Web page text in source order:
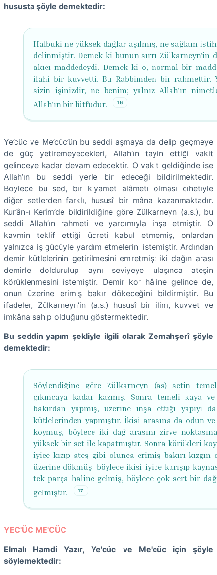
hususta şöyle demektedir:
Halbuki ne yüksek dağlar aşılmış, ne sağlam
delinmiştir. Demek ki bunun sırrı Zülkarneyn'in
akıcı maddedeydi. Demek ki o, normal bir
ilahi bir kuvvetti. Bu Rabbimden bir rahmettir.
sizin işinizdir, ne benim; yalnız Allah'ın
Allah'ın bir lütfudur.
16
Ye’cüc ve Me’cüc’ün bu seddi aşmaya da delip geçmeye
de güç yetiremeyecekleri, Allah’ın tayin ettiği vakit
gelinceye kadar devam edecektir. O vakit geldiğinde ise
Allah’ın bu seddi yerle bir edeceği bildirilmektedir.
Böylece bu sed, bir kıyamet alâmeti olması cihetiyle
diğer setlerden farklı, hususî bir mâna kazanmaktadır.
Kur’ân-ı Kerîm’de bildirildiğine göre Zülkarneyn (a.s.), bu
seddi Allah’ın rahmeti ve yardımıyla inşa etmiştir. O
kavmin teklif ettiği ücreti kabul etmemiş, onlardan
yalnızca iş gücüyle yardım etmelerini istemiştir. Ardından
demir kütlelerinin getirilmesini emretmiş; iki dağın arası
demirle doldurulup aynı seviyeye ulaşınca ateşin
körüklenmesini istemiştir. Demir kor hâline gelince de,
onun üzerine erimiş bakır dökeceğini bildirmiştir. Bu
ifadeler, Zülkarneyn’in (a.s.) hususî bir ilim, kuvvet ve
imkâna sahip olduğunu göstermektedir.
Bu seddin yapım şekliyle ilgili olarak Zemahşerî şöyle
demektedir:
Söylendiğine göre Zülkarneyn (as) setin
çıkıncaya kadar kazmış. Sonra temeli kaya
bakırdan yapmış, üzerine inşa ettiği yapıyı
kütlelerinden yapmıştır. İkisi arasına da odun
koymuş, böylece iki dağ arasını zirve
yüksek bir set ile kapatmıştır. Sonra körükleri
iyice kızıp ateş gibi olunca erimiş bakırı kızgın
üzerine dökmüş, böylece ikisi iyice karışıp
tek parça haline gelmiş, böylece çok sert bir
gelmiştir.
17
YEC'ÜC ME'CÜC
Elmalı Hamdi Yazır, Ye'cüc ve Me'cüc için şöyle
söylemektedir: